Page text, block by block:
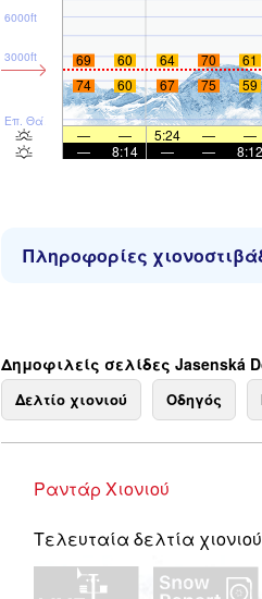
Επ. Θάλ
3000ft
6000ft
69 60 64 70 61
74
60 67 75 59
— — 5:24 — —
—
8:14 — — 8:12
Πληροφορίες
Δημοφιλείς σελίδες Jasenská
Δελτίο χιονιού Οδηγός
Ραντάρ Χιονιού
Τελευταία δελτία